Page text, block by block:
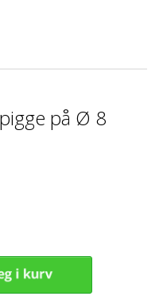
på Ø 8